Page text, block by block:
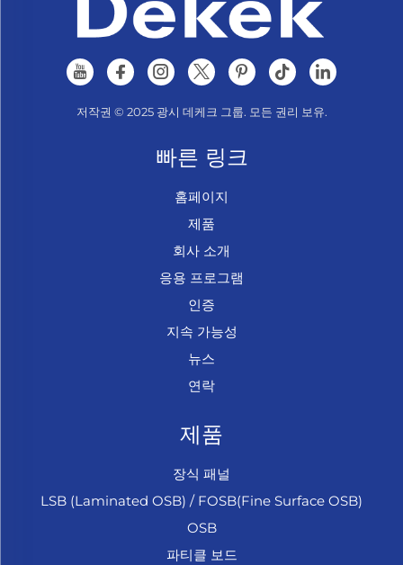
저작권 © 2025 광시 데케크 그룹. 모든 권리 보유.
빠른 링크
홈페이지
제품
회사 소개
응용 프로그램
인증
지속 가능성
뉴스
연락
제품
장식 패널
LSB (Laminated OSB) / FOSB(Fine Surface OSB)
OSB
파티클 보드